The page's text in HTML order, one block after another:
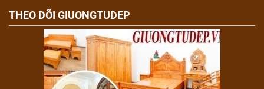
THEO DÕI GIUONGTUDEP